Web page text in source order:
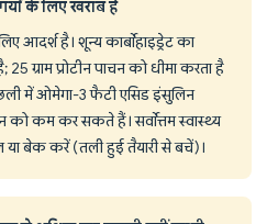
के लिए खराब है
आदर्श है। शून्य कार्बोहाइड्रेट का
ग्राम प्रोटीन पाचन को धीमा करता है
में ओमेगा-3 फैटी एसिड इंसुलिन
कम कर सकते हैं। सर्वोत्तम स्वास्थ्य
या बेक करें (तली हुई तैयारी से बचें)।